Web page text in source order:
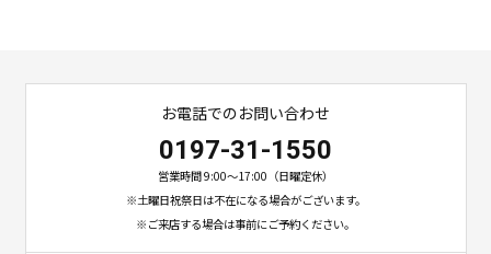
お電話でのお問い合わせ
0197-31-1550
営業時間 9:00〜17:00（日曜定休）
※土曜日祝祭日は不在になる場合がございます。
※ご来店する場合は事前にご予約ください。